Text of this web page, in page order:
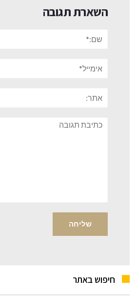
השארת תגובה
חיפוש באתר